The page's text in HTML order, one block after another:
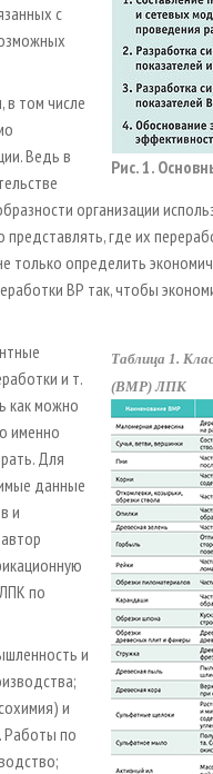
Рис. 1.
с
том числе
Ведь в
организации
где их
только определить
ВР так, чтобы
Таблица 1.
(ВМР) ЛПК
и т.
как можно
именно
Для
данные
и
по
и
и
Работы по